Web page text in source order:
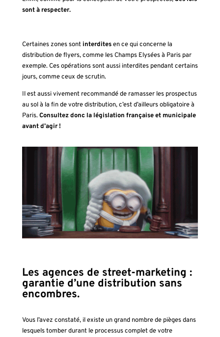
sont à respecter.
Certaines zones sont interditesen ce qui concerne la
distribution de flyers, comme les Champs Elysées à Paris par
exemple. Ces opérations sont aussi interdites pendant certains
jours, comme ceux de scrutin.
Il est aussi vivement recommandé de ramasser les prospectus
au sol à la fin de votre distribution, c’est d’ailleurs obligatoire à
Paris.Consultez donc la législation française et municipale
avant d’agir !
Les agences de street-marketing :
garantie d’une distribution sans
encombres.
Vous l’avez constaté, il existe un grand nombre de pièges dans
lesquels tomber durant le processus complet de votre